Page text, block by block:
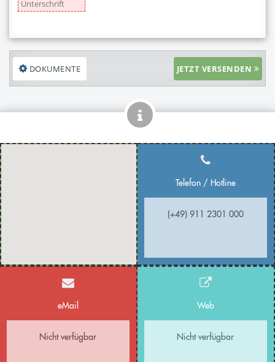
DOKUMENTE JETZT VERSENDEN
Telefon / Hotline
(+49) 911 2301 000
eMail
Nicht verfügbar
Web
Nicht verfügbar